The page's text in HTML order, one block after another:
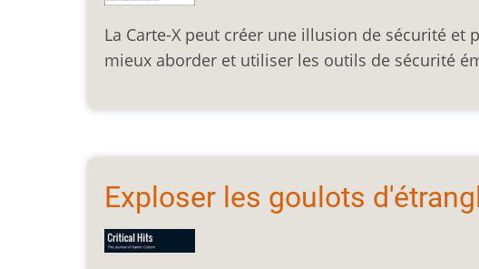
La Carte-X peut créer une illusion de sécurité
mieux aborder et utiliser les outils de sécurité
Exploser les goulots